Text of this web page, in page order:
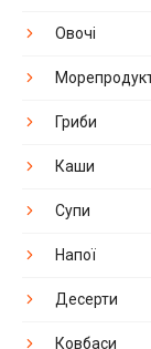
Овочі
Гриби
Каши
Супи
Напої
Десерти
Ковбаси